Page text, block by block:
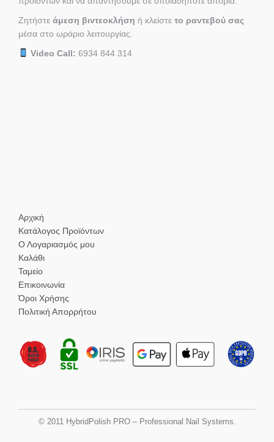
Ζητήστε άμεση βιντεοκλήση ή κλείστε το ραντεβού σας
μέσα στο ωράριο λειτουργίας.
Video Call: 6934 844 314
Αρχική
Κατάλογος Προϊόντων
Ο Λογαριασμός μου
Καλάθι
Ταμείο
Επικοινωνία
Όροι Χρήσης
Πολιτική Απορρήτου
© 2011 HybridPolish PRO – Professional Nail Systems.